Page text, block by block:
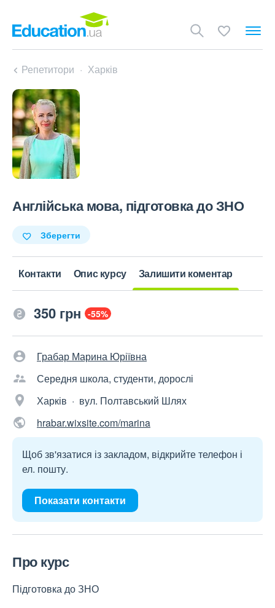
Репетитори Харків
Англійська мова, підготовка до ЗНО
Зберегти
Контакти Опис курсу Залишити коментар
350 грн -55%
Грабар Марина Юріївна
Середня школа, студенти, дорослі
Харків · вул. Полтавський Шлях
hrabar.wixsite.com/marina
Щоб зв'язатися із закладом, відкрийте телефон і
ел. пошту.
Показати контакти
Про курс
Підготовка до ЗНО